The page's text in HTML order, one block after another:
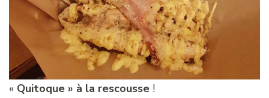
« Quitoque » à la rescousse !